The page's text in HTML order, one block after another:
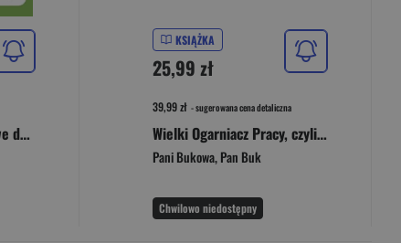
Wielki Ogarniacz Życia we dwoje, czyli jak być razem i się nie pozabijać (wznowienie 2022)
KSIĄŻKA
25,99 zł
39,99 zł - sugerowana cena detaliczna
Wielki Ogarniacz Pracy, czyli jak robić i się nie
Pani Bukowa,Pan Buk
Chwilowo niedostępny